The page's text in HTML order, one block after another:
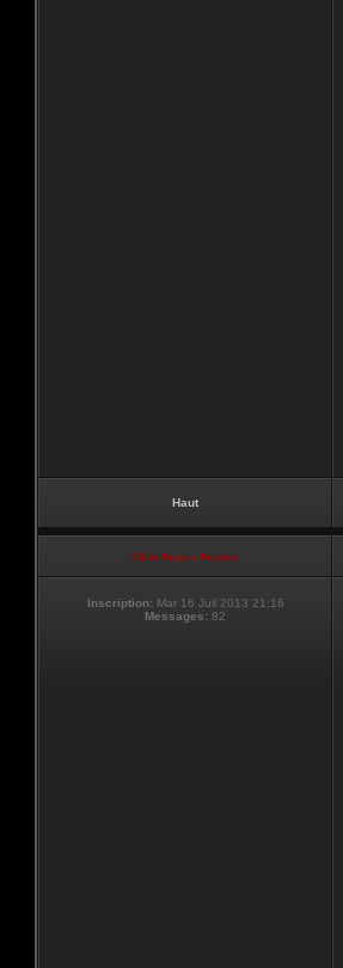
Haut
Club Supra France
Inscription: Mar 16 Juil 2013 21:16
Messages: 82